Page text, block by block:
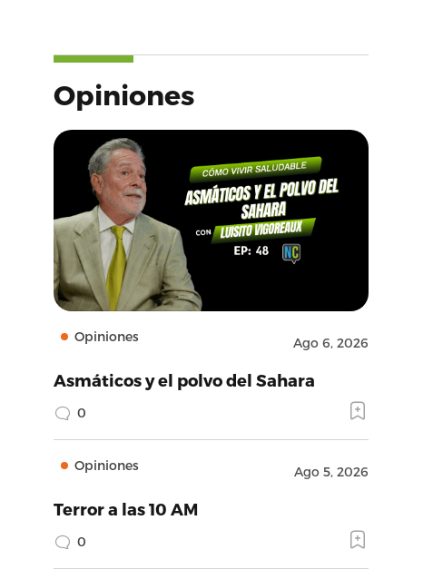
Opiniones
Opiniones Ago 6, 2026
Asmáticos y el polvo del Sahara
0
Opiniones Ago 5, 2026
Terror a las 10 AM
0